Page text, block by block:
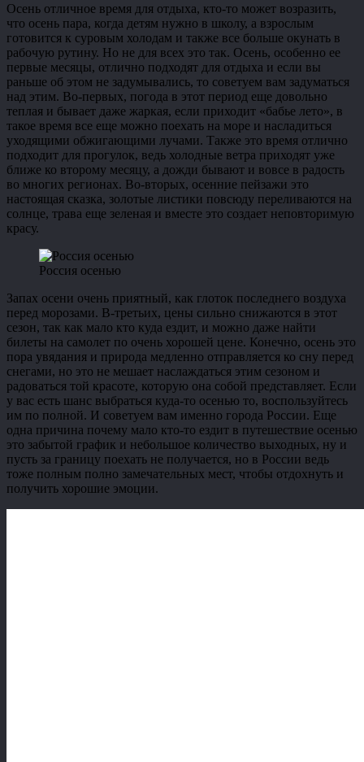
Осень отличное время для отдыха, кто-то может возразить,
что осень пара, когда детям нужно в школу, а взрослым
готовится к суровым холодам и также все больше окунать в
рабочую рутину. Но не для всех это так. Осень, особенно ее
первые месяцы, отлично подходят для отдыха и если вы
раньше об этом не задумывались, то советуем вам задуматься
над этим. Во-первых, погода в этот период еще довольно
теплая и бывает даже жаркая, если приходит «бабье лето», в
такое время все еще можно поехать на море и насладиться
уходящими обжигающими лучами. Также это время отлично
подходит для прогулок, ведь холодные ветра приходят уже
ближе ко второму месяцу, а дожди бывают и вовсе в радость
во многих регионах. Во-вторых, осенние пейзажи это
настоящая сказка, золотые листики повсюду переливаются на
солнце, трава еще зеленая и вместе это создает неповторимую
красу.
Россия осенью
Запах осени очень приятный, как глоток последнего воздуха
перед морозами. В-третьих, цены сильно снижаются в этот
сезон, так как мало кто куда ездит, и можно даже найти
билеты на самолет по очень хорошей цене. Конечно, осень это
пора увядания и природа медленно отправляется ко сну перед
снегами, но это не мешает наслаждаться этим сезоном и
радоваться той красоте, которую она собой представляет. Если
у вас есть шанс выбраться куда-то осенью то, воспользуйтесь
им по полной. И советуем вам именно города России. Еще
одна причина почему мало кто-то ездит в путешествие осенью
это забытой график и небольшое количество выходных, ну и
пусть за границу поехать не получается, но в России ведь
тоже полным полно замечательных мест, чтобы отдохнуть и
получить хорошие эмоции.